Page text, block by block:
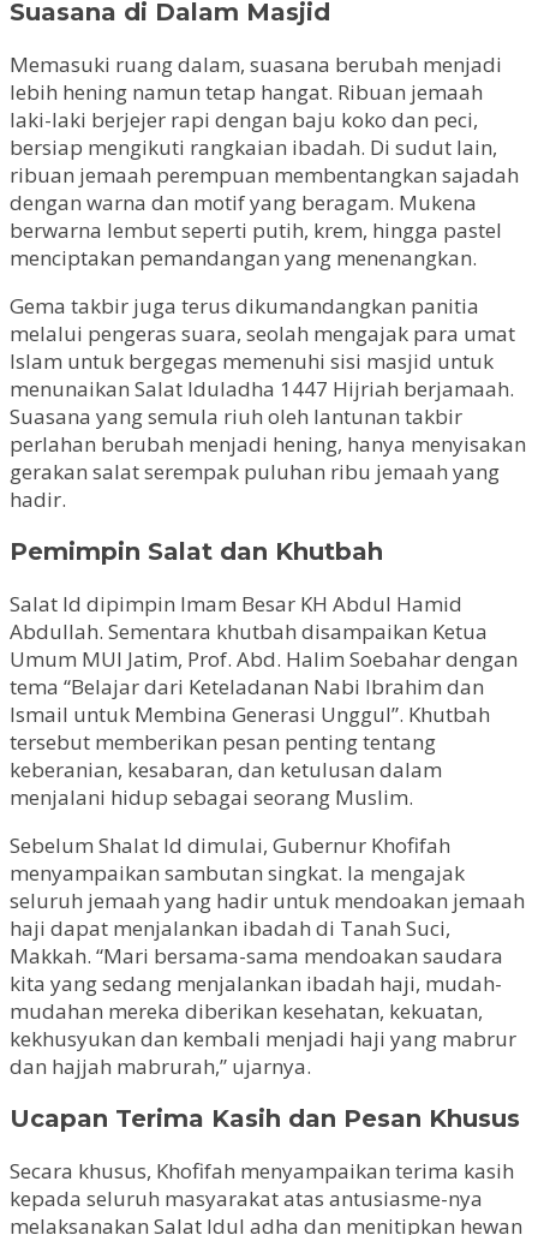
Suasana di Dalam Masjid
Memasuki ruang dalam, suasana berubah menjadi
lebih hening namun tetap hangat. Ribuan jemaah
laki-laki berjejer rapi dengan baju koko dan peci,
bersiap mengikuti rangkaian ibadah. Di sudut lain,
ribuan jemaah perempuan membentangkan sajadah
dengan warna dan motif yang beragam. Mukena
berwarna lembut seperti putih, krem, hingga pastel
menciptakan pemandangan yang menenangkan.
Gema takbir juga terus dikumandangkan panitia
melalui pengeras suara, seolah mengajak para umat
Islam untuk bergegas memenuhi sisi masjid untuk
menunaikan Salat Iduladha 1447 Hijriah berjamaah.
Suasana yang semula riuh oleh lantunan takbir
perlahan berubah menjadi hening, hanya menyisakan
gerakan salat serempak puluhan ribu jemaah yang
hadir.
Pemimpin Salat dan Khutbah
Salat Id dipimpin Imam Besar KH Abdul Hamid
Abdullah. Sementara khutbah disampaikan Ketua
Umum MUI Jatim, Prof. Abd. Halim Soebahar dengan
tema “Belajar dari Keteladanan Nabi Ibrahim dan
Ismail untuk Membina Generasi Unggul”. Khutbah
tersebut memberikan pesan penting tentang
keberanian, kesabaran, dan ketulusan dalam
menjalani hidup sebagai seorang Muslim.
Sebelum Shalat Id dimulai, Gubernur Khofifah
menyampaikan sambutan singkat. Ia mengajak
seluruh jemaah yang hadir untuk mendoakan jemaah
haji dapat menjalankan ibadah di Tanah Suci,
Makkah. “Mari bersama-sama mendoakan saudara
kita yang sedang menjalankan ibadah haji, mudah-
mudahan mereka diberikan kesehatan, kekuatan,
kekhusyukan dan kembali menjadi haji yang mabrur
dan hajjah mabrurah,” ujarnya.
Ucapan Terima Kasih dan Pesan Khusus
Secara khusus, Khofifah menyampaikan terima kasih
kepada seluruh masyarakat atas antusiasme-nya
melaksanakan Salat Idul adha dan menitipkan hewan